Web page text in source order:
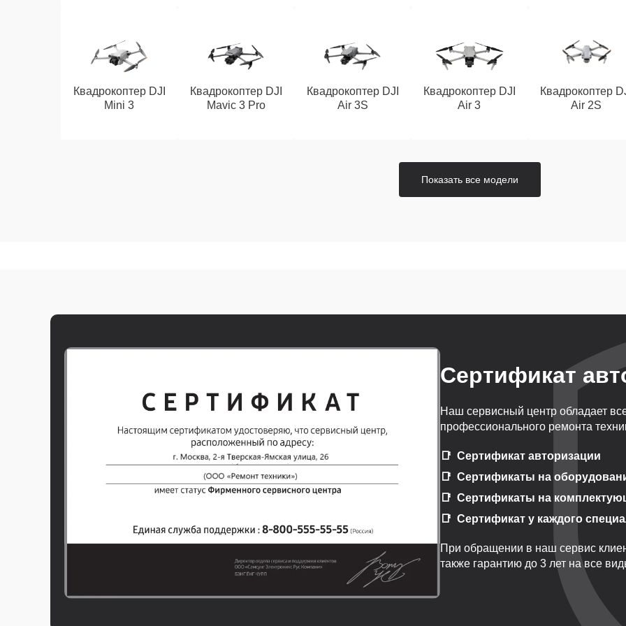
Квадрокоптер DJI
Mini 3
Квадрокоптер DJI
Mavic 3 Pro
Квадрокоптер DJI
Air 3S
Квадрокоптер DJI
Air 3
Квадрокоптер
Air 2S
Показать все модели
Сертификат
Наш сервисный центр обладает
профессионального ремонта
Сертификат авторизации
Сертификаты на
Сертификаты на
Сертификат у каждого
При обращении в наш сервис
также гарантию до 3 лет на все